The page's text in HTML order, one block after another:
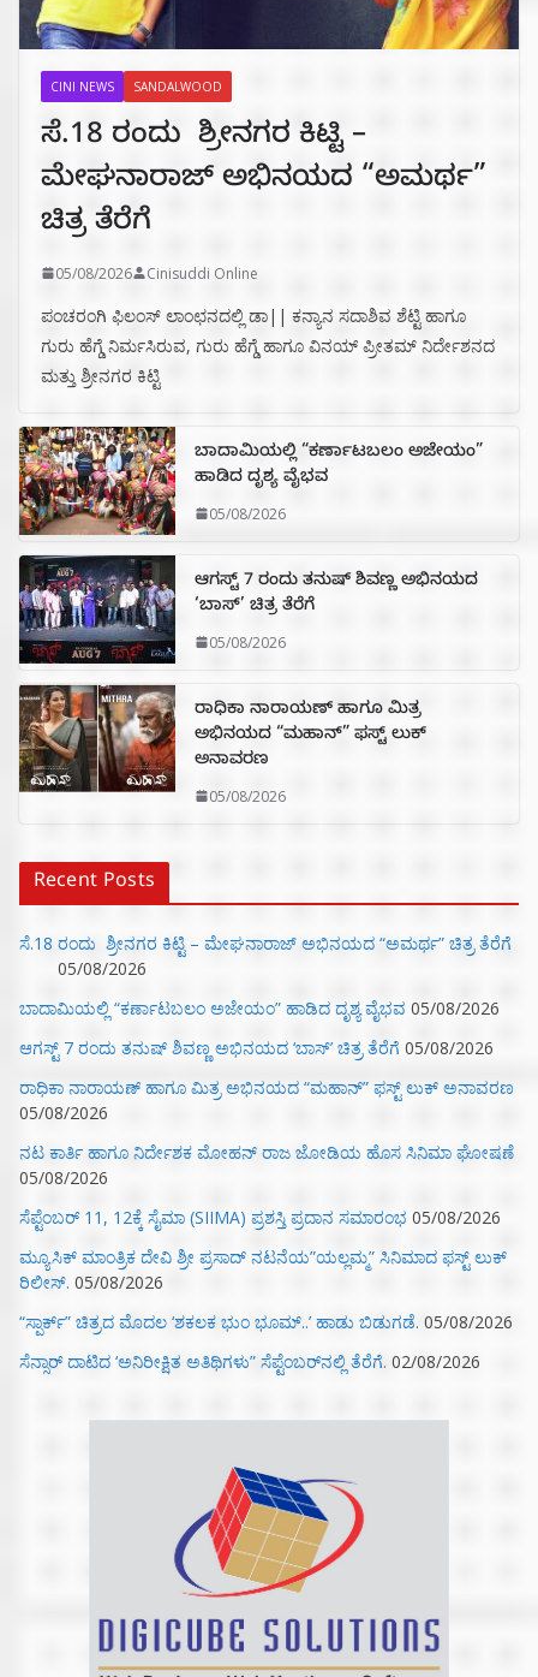
CINI NEWS SANDALWOOD
ಸೆ.18 ರಂದು ಶ್ರೀನಗರ ಕಿಟ್ಟಿ –
ಮೇಘನಾರಾಜ್ ಅಭಿನಯದ “ಅಮರ್ಥ”
ಚಿತ್ರ ತೆರೆಗೆ
05/08/2026 Cinisuddi Online
ಪಂಚರಂಗಿ ಫಿಲಂಸ್ ಲಾಂಛನದಲ್ಲಿ ಡಾ|| ಕನ್ಯಾನ ಸದಾಶಿವ ಶೆಟ್ಟಿ ಹಾಗೂ
ಗುರು ಹೆಗ್ಡೆ ನಿರ್ಮಸಿರುವ, ಗುರು ಹೆಗ್ಡೆ ಹಾಗೂ ವಿನಯ್ ಪ್ರೀತಮ್ ನಿರ್ದೇಶನದ
ಮತ್ತು ಶ್ರೀನಗರ ಕಿಟ್ಟಿ
ಬಾದಾಮಿಯಲ್ಲಿ “ಕರ್ಣಾಟಬಲಂ ಅಜೇಯಂ”
ಹಾಡಿದ ದೃಶ್ಯ ವೈಭವ
05/08/2026
ಆಗಸ್ಟ್ 7 ರಂದು ತನುಷ್ ಶಿವಣ್ಣ ಅಭಿನಯದ
‘ಬಾಸ್’ ಚಿತ್ರ ತೆರೆಗೆ
05/08/2026
ರಾಧಿಕಾ ನಾರಾಯಣ್ ಹಾಗೂ ಮಿತ್ರ
ಅಭಿನಯದ “ಮಹಾನ್” ಫಸ್ಟ್ ಲುಕ್
ಅನಾವರಣ
05/08/2026
Recent Posts
ಸೆ.18 ರಂದು ಶ್ರೀನಗರ ಕಿಟ್ಟಿ – ಮೇಘನಾರಾಜ್ ಅಭಿನಯದ “ಅಮರ್ಥ” ಚಿತ್ರ ತೆರೆಗೆ
05/08/2026
ಬಾದಾಮಿಯಲ್ಲಿ “ಕರ್ಣಾಟಬಲಂ ಅಜೇಯಂ” ಹಾಡಿದ ದೃಶ್ಯ ವೈಭವ 05/08/2026
ಆಗಸ್ಟ್ 7 ರಂದು ತನುಷ್ ಶಿವಣ್ಣ ಅಭಿನಯದ ‘ಬಾಸ್’ ಚಿತ್ರ ತೆರೆಗೆ 05/08/2026
ರಾಧಿಕಾ ನಾರಾಯಣ್ ಹಾಗೂ ಮಿತ್ರ ಅಭಿನಯದ “ಮಹಾನ್” ಫಸ್ಟ್ ಲುಕ್ ಅನಾವರಣ
05/08/2026
ನಟ ಕಾರ್ತಿ ಹಾಗೂ ನಿರ್ದೇಶಕ ಮೋಹನ್ ರಾಜ ಜೋಡಿಯ ಹೊಸ ಸಿನಿಮಾ ಘೋಷಣೆ
05/08/2026
ಸೆಪ್ಟೆಂಬರ್ 11, 12ಕ್ಕೆ ಸೈಮಾ (SIIMA) ಪ್ರಶಸ್ತಿ ಪ್ರದಾನ ಸಮಾರಂಭ 05/08/2026
ಮ್ಯೂಸಿಕ್‌ ಮಾಂತ್ರಿಕ ದೇವಿ ಶ್ರೀ ಪ್ರಸಾದ್ ನಟನೆಯ”ಯಲ್ಲಮ್ಮ” ಸಿನಿಮಾದ ಫಸ್ಟ್‌ ಲುಕ್‌
ರಿಲೀಸ್. 05/08/2026
“ಸ್ಪಾರ್ಕ್” ಚಿತ್ರದ ಮೊದಲ‌ ‘ಶಕಲಕ ಭುಂ‌ ಭೂಮ್..’ ಹಾಡು ಬಿಡುಗಡೆ. 05/08/2026
ಸೆನ್ಸಾರ್ ದಾಟಿದ ‘ಅನಿರೀಕ್ಷಿತ ಅತಿಥಿಗಳು” ಸೆಪ್ಟೆಂಬರ್‌ನಲ್ಲಿ ತೆರೆಗೆ. 02/08/2026